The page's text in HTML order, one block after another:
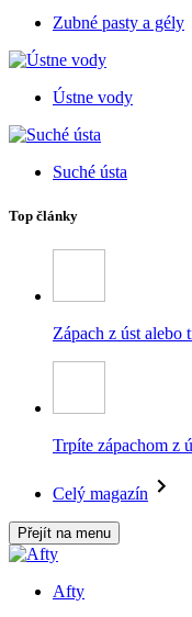
Zubné pasty a gély
Ústne vody
Suché ústa
Top články
Zápach z úst alebo
Trpíte zápachom z
Celý magazín
Přejít na menu
Afty